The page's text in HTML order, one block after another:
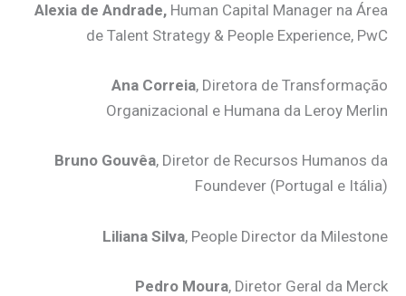
Alexia de Andrade, Human Capital Manager na Área
de Talent Strategy & People Experience, PwC
Ana Correia, Diretora de Transformação
Organizacional e Humana da Leroy Merlin
Bruno Gouvêa, Diretor de Recursos Humanos da
Foundever (Portugal e Itália)
Liliana Silva, People Director da Milestone
Pedro Moura, Diretor Geral da Merck